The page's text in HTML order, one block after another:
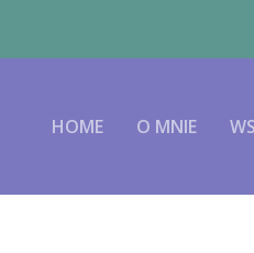
HOME O MNIE